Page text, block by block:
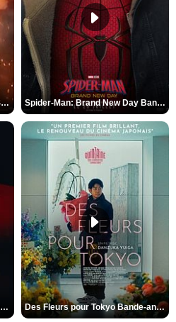
L'Odyssée Bande-annonce VO STFR Spider-Man: Brand New Day Bande-annonce VO STFR
Les Silences de Riyad Bande-annonce VO STFR Des Fleurs pour Tokyo Bande-annonce VO STFR